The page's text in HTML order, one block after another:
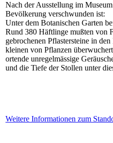
Nach der Ausstellung im
Bevölkerung verschwunden ist:
Unter dem Botanischen Garten
Rund 380 Häftlinge mußten von
gebrochenen Pflastersteine in
kleinen von Pflanzen
ortende unregelmässige
und die Tiefe der Stollen unter
Weitere Informationen zum